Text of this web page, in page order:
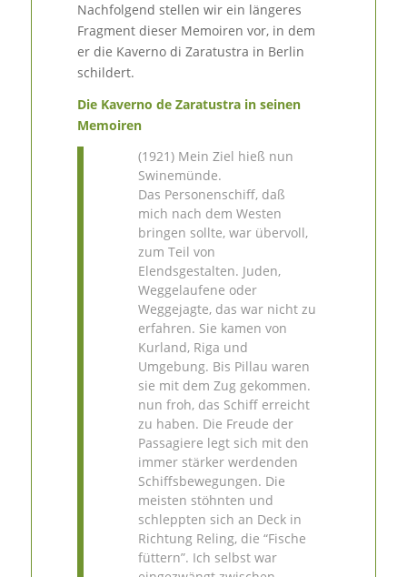
Nachfolgend stellen wir ein längeres
Fragment dieser Memoiren vor, in dem
er die Kaverno di Zaratustra in Berlin
schildert.
Die Kaverno de Zaratustra in seinen
Memoiren
(1921) Mein Ziel hieß nun
Swinemünde.
Das Personenschiff, daß
mich nach dem Westen
bringen sollte, war übervoll,
zum Teil von
Elendsgestalten. Juden,
Weggelaufene oder
Weggejagte, das war nicht zu
erfahren. Sie kamen von
Kurland, Riga und
Umgebung. Bis Pillau waren
sie mit dem Zug gekommen.
nun froh, das Schiff erreicht
zu haben. Die Freude der
Passagiere legt sich mit den
immer stärker werdenden
Schiffsbewegungen. Die
meisten stöhnten und
schleppten sich an Deck in
Richtung Reling, die “Fische
füttern”. Ich selbst war